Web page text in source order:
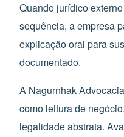
Quando jurídico
sequência, a empresa
explicação oral para
documentado.
A Nagurnhak
como leitura de
legalidade abstrata.